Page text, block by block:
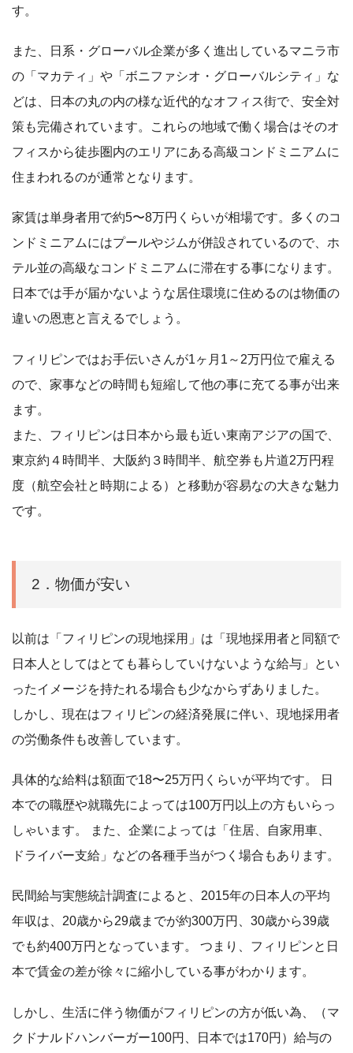
す。
また、日系・グローバル企業が多く進出しているマニラ市
の「マカティ」や「ボニファシオ・グローバルシティ」な
どは、日本の丸の内の様な近代的なオフィス街で、安全対
策も完備されています。これらの地域で働く場合はそのオ
フィスから徒歩圏内のエリアにある高級コンドミニアムに
住まわれるのが通常となります。
家賃は単身者用で約5〜8万円くらいが相場です。多くのコ
ンドミニアムにはプールやジムが併設されているので、ホ
テル並の高級なコンドミニアムに滞在する事になります。
日本では手が届かないような居住環境に住めるのは物価の
違いの恩恵と言えるでしょう。
フィリピンではお手伝いさんが1ヶ月1～2万円位で雇える
ので、家事などの時間も短縮して他の事に充てる事が出来
ます。
また、フィリピンは日本から最も近い東南アジアの国で、
東京約４時間半、大阪約３時間半、航空券も片道2万円程
度（航空会社と時期による）と移動が容易なの大きな魅力
です。
2．物価が安い
以前は「フィリピンの現地採用」は「現地採用者と同額で
日本人としてはとても暮らしていけないような給与」とい
ったイメージを持たれる場合も少なからずありました。
しかし、現在はフィリピンの経済発展に伴い、現地採用者
の労働条件も改善しています。
具体的な給料は額面で18〜25万円くらいが平均です。 日
本での職歴や就職先によっては100万円以上の方もいらっ
しゃいます。 また、企業によっては「住居、自家用車、
ドライバー支給」などの各種手当がつく場合もあります。
民間給与実態統計調査によると、2015年の日本人の平均
年収は、20歳から29歳までが約300万円、30歳から39歳
でも約400万円となっています。 つまり、フィリピンと日
本で賃金の差が徐々に縮小している事がわかります。
しかし、生活に伴う物価がフィリピンの方が低い為、（マ
クドナルドハンバーガー100円、日本では170円）給与の